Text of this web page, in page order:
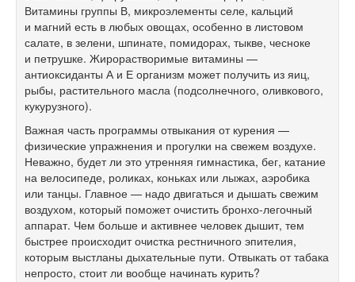
Витамины группы В, микроэлементы селе, кальций
и магний есть в любых овощах, особенно в листовом
салате, в зелени, шпинате, помидорах, тыкве, чесноке
и петрушке. Жирорастворимые витамины —
антиоксиданты А и Е организм может получить из яиц,
рыбы, растительного масла (подсолнечного, оливкового,
кукурузного).
Важная часть программы отвыкания от курения —
физические упражнения и прогулки на свежем воздухе.
Неважно, будет ли это утренняя гимнастика, бег, катание
на велосипеде, роликах, коньках или лыжах, аэробика
или танцы. Главное — надо двигаться и дышать свежим
воздухом, который поможет очистить бронхо-легочный
аппарат. Чем больше и активнее человек дышит, тем
быстрее происходит очистка рестничного эпителия,
которым выстланы дыхательные пути. Отвыкать от табака
непросто, стоит ли вообще начинать курить?